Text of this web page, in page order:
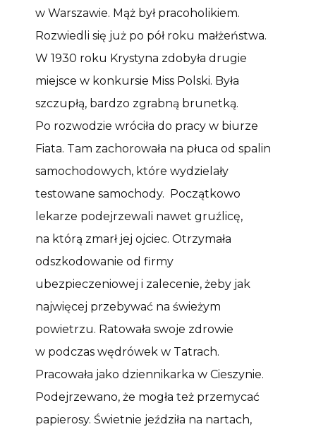
w Warszawie. Mąż był pracoholikiem.
Rozwiedli się już po pół roku małżeństwa.
W 1930 roku Krystyna zdobyła drugie
miejsce w konkursie Miss Polski. Była
szczupłą, bardzo zgrabną brunetką.
Po rozwodzie wróciła do pracy w biurze
Fiata. Tam zachorowała na płuca od spalin
samochodowych, które wydzielały
testowane samochody. Początkowo
lekarze podejrzewali nawet gruźlicę,
na którą zmarł jej ojciec. Otrzymała
odszkodowanie od firmy
ubezpieczeniowej i zalecenie, żeby jak
najwięcej przebywać na świeżym
powietrzu. Ratowała swoje zdrowie
w podczas wędrówek w Tatrach.
Pracowała jako dziennikarka w Cieszynie.
Podejrzewano, że mogła też przemycać
papierosy. Świetnie jeździła na nartach,